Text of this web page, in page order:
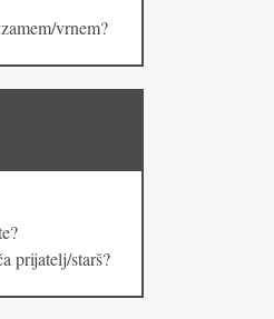
vrnem?
prijatelj/starš?